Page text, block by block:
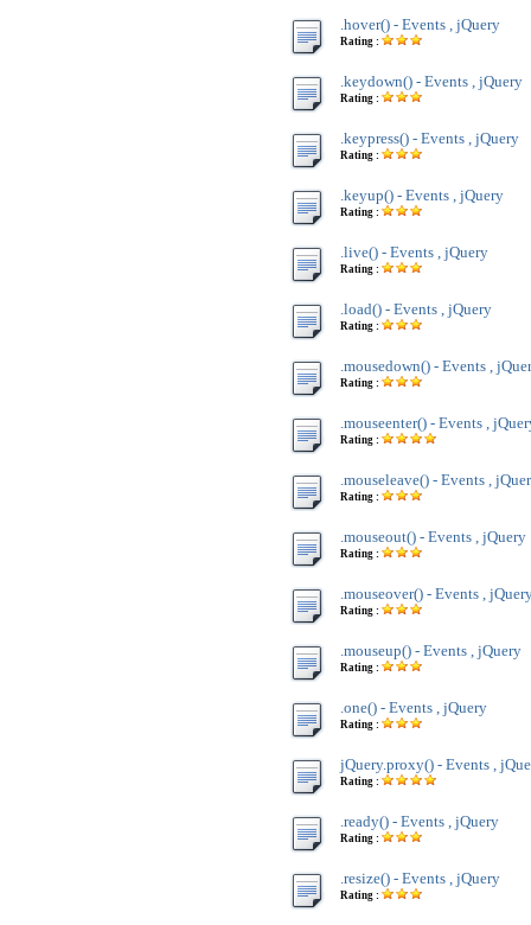
.hover() - Events , jQuery
Rating :
.keydown() - Events , jQuery
Rating :
.keypress() - Events , jQuery
Rating :
.keyup() - Events , jQuery
Rating :
.live() - Events , jQuery
Rating :
.load() - Events , jQuery
Rating :
.mousedown() - Events ,
Rating :
.mouseenter() - Events ,
Rating :
.mouseleave() - Events ,
Rating :
.mouseout() - Events , jQuery
Rating :
.mouseover() - Events ,
Rating :
.mouseup() - Events , jQuery
Rating :
.one() - Events , jQuery
Rating :
jQuery.proxy() - Events ,
Rating :
.ready() - Events , jQuery
Rating :
.resize() - Events , jQuery
Rating :